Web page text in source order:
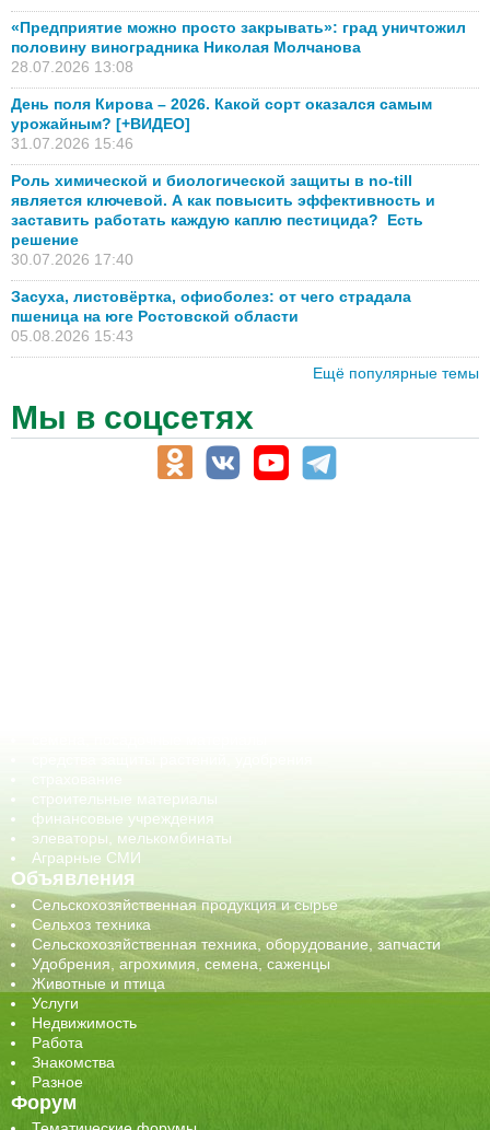
«Предприятие можно просто закрывать»: град уничтожил
половину виноградника Николая Молчанова
28.07.2026 13:08
День поля Кирова – 2026. Какой сорт оказался самым
урожайным? [+ВИДЕО]
31.07.2026 15:46
Роль химической и биологической защиты в no-till
является ключевой. А как повысить эффективность и
заставить работать каждую каплю пестицида? Есть
решение
30.07.2026 17:40
Засуха, листовёртка, офиоболез: от чего страдала
пшеница на юге Ростовской области
05.08.2026 15:43
Ещё популярные темы
Мы в соцсетях
строительные материалы
финансовые учреждения
элеваторы, мелькомбинаты
Аграрные СМИ
Объявления
Сельскохозяйственная продукция и сырье
Сельхоз техника
Сельскохозяйственная техника, оборудование, запчасти
Удобрения, агрохимия, семена, саженцы
Животные и птица
Услуги
Недвижимость
Работа
Знакомства
Разное
Форум